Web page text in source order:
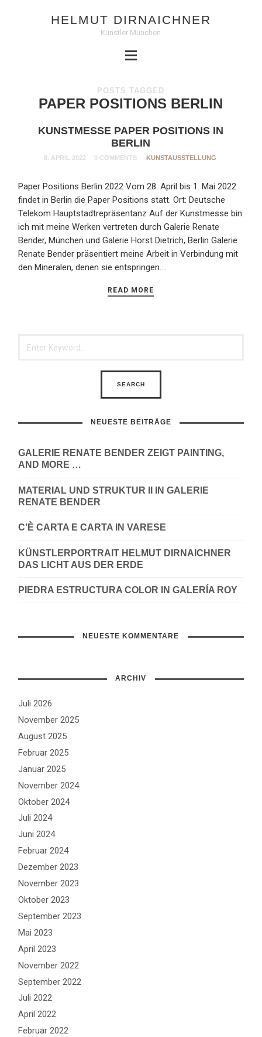
HELMUT DIRNAICHNER
Künstler München
POSTS TAGGED
PAPER POSITIONS BERLIN
KUNSTMESSE PAPER POSITIONS IN
BERLIN
8. APRIL 2022 0 COMMENTS KUNSTAUSSTELLUNG
Paper Positions Berlin 2022 Vom 28. April bis 1. Mai 2022
findet in Berlin die Paper Positions statt. Ort: Deutsche
Telekom Hauptstadtrepräsentanz Auf der Kunstmesse bin
ich mit meine Werken vertreten durch Galerie Renate
Bender, München und Galerie Horst Dietrich, Berlin Galerie
Renate Bender präsentiert meine Arbeit in Verbindung mit
den Mineralen, denen sie entspringen….
READ MORE
NEUESTE BEITRÄGE
GALERIE RENATE BENDER ZEIGT PAINTING,
AND MORE …
MATERIAL UND STRUKTUR II IN GALERIE
RENATE BENDER
C’È CARTA E CARTA IN VARESE
KÜNSTLERPORTRAIT HELMUT DIRNAICHNER
DAS LICHT AUS DER ERDE
PIEDRA ESTRUCTURA COLOR IN GALERÍA ROY
NEUESTE KOMMENTARE
ARCHIV
Juli 2026
November 2025
August 2025
Februar 2025
Januar 2025
November 2024
Oktober 2024
Juli 2024
Juni 2024
Februar 2024
Dezember 2023
November 2023
Oktober 2023
September 2023
Mai 2023
April 2023
November 2022
September 2022
Juli 2022
April 2022
Februar 2022